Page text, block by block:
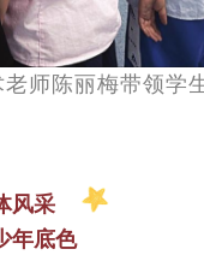
师陈丽梅带领学
风采
年底色